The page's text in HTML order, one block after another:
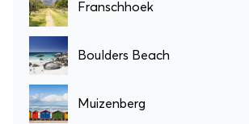
Franschhoek
Boulders Beach
Muizenberg